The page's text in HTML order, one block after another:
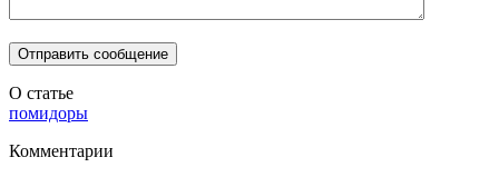
О статье
помидоры
Комментарии